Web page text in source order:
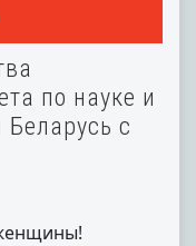
по науке и
Беларусь с